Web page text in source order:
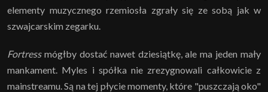
elementy muzycznego rzemiosła zgrały się ze sobą jak w
szwajcarskim zegarku.
Fortress mógłby dostać nawet dziesiątkę, ale ma jeden mały
mankament. Myles i spółka nie zrezygnowali całkowicie z
mainstreamu. Są na tej płycie momenty, które "puszczają oko"